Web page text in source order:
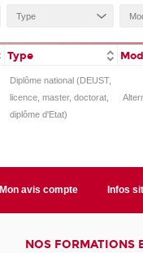
Type
Diplôme national (DEUST,
licence, master, doctorat,
diplôme d'Etat)
Mon avis compte Infos
NOS FORMATIONS